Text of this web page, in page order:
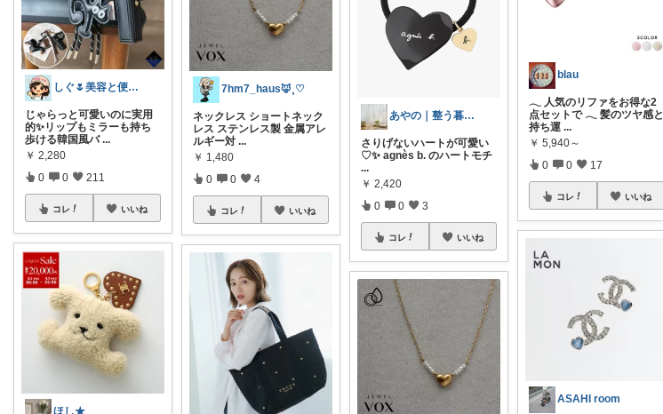
しぐ🌷美容と便利な小物🍀
じゃらっと可愛いのに実用
的✨リップもミラーも持ち
歩ける韓国風バ ...
￥ 2,280
0 0 211
コレ いいね
ほし★
7hm7_haus‪🦊⸒♡
ネックレス ショートネック
レス ステンレス製 金属アレ
ルギー対 ...
￥ 1,480
0 0 4
コレ いいね
あやの｜整う暮らしROOM
さりげないハートが可愛い
♡✨ agnès b. のハートモチ
...
￥ 2,420
0 0 3
コレ いいね
blau
𓂃 人気のリファをお得な2
点セットで 𓂃 髪のツヤ感と
持ち運 ...
￥ 5,940～
0 0 17
コレ いいね
ASAHI room